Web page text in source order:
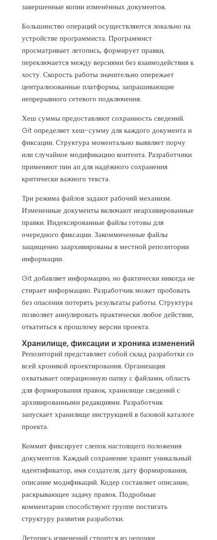
завершенные копии изменённых документов.
Большинство операций осуществляются локально на
устройстве программиста. Программист
просматривает летопись, формирует правки,
переключается между версиями без взаимодействия к
хосту. Скорость работы значительно опережает
централизованные платформы, запрашивающие
непрерывного сетевого подключения.
Хеш суммы предоставляют сохранность сведений.
Git определяет хеш-сумму для каждого документа и
фиксации. Структура моментально выявляет порчу
или случайное модификацию контента. Разработчики
применяют пин ап для надёжного сохранения
критически важного текста.
Три режима файлов задают рабочий механизм.
Измененные документы включают неархивированные
правки. Индексированные файлы готовы для
очередного фиксации. Закоммиченные файлы
защищенно заархивированы в местной репозитории
информации.
Git добавляет информацию, но фактически никогда не
стирает информацию. Разработчик может пробовать
без опасения потерять результаты работы. Структура
позволяет аннулировать практически любое действие,
откатиться к прошлому версии проекта.
Хранилище, фиксации и хроника изменений
Репозиторий представляет собой склад разработки со
всей хроникой проектирования. Организация
охватывает операционную папку с файлами, область
для формирования правок, хранилище сведений с
архивированными редакциями. Разработчик
запускает хранилище инструкцией в базовой каталоге
проекта.
Коммит фиксирует слепок настоящего положения
документов. Каждый сохранение хранит уникальный
идентификатор, имя создателя, дату формирования,
описание модификаций. Кодер составляет описание,
раскрывающее задачу правок. Подробные
комментарии способствуют группе постигать
структуру развития разработки.
Летопись изменений строится из цепочки